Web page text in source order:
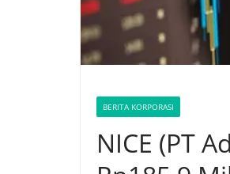
BERITA KORPORASI
NICE (PT